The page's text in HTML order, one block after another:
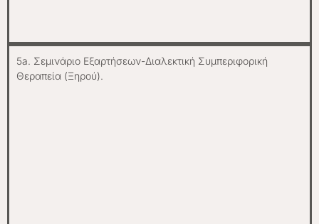
5a. Σεμινάριο Εξαρτήσεων-Διαλεκτική Συμπεριφορική
Θεραπεία (Ξηρού).